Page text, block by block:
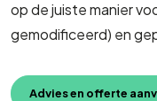
op de juiste manier
gemodificeerd) en
Advies en offerte